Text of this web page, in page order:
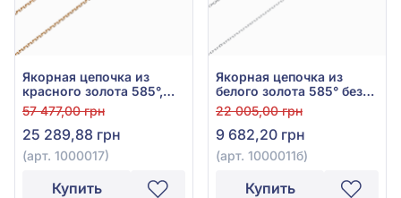
Якорная цепочка из
красного золота 585°,
без вставки, арт. 1000017
57 477,00 грн
25 289,88 грн
(арт. 1000017)
Купить
Якорная цепочка из
белого золота 585° без
вставки, арт. 1000011б
22 005,00 грн
9 682,20 грн
(арт. 1000011б)
Купить